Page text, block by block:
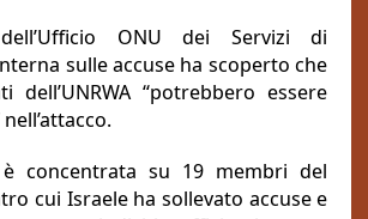
dell’Ufficio ONU dei Servizi di
sulle accuse ha scoperto che
dell’UNRWA “potrebbero essere
è concentrata su 19 membri del
cui Israele ha sollevato accuse e